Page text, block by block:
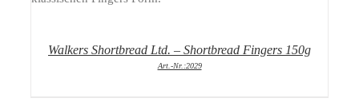
Walkers Shortbread Ltd. – Shortbread Fingers 150g
Art.-Nr.:2029